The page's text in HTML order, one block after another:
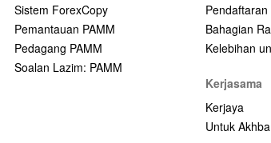
Sistem ForexCopy
Pemantauan PAMM
Pedagang PAMM
Soalan Lazim: PAMM
Pendaftaran
Bahagian
Kelebihan
Kerjasama
Kerjaya
Untuk